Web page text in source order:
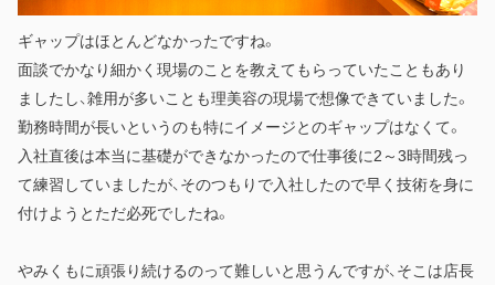
ギャップはほとんどなかったですね。
面談でかなり細かく現場のことを教えてもらっていたこともあり
ましたし、雑用が多いことも理美容の現場で想像できていました。
勤務時間が長いというのも特にイメージとのギャップはなくて。
入社直後は本当に基礎ができなかったので仕事後に2～3時間残っ
て練習していましたが、そのつもりで入社したので早く技術を身に
付けようとただ必死でしたね。
やみくもに頑張り続けるのって難しいと思うんですが、そこは店長